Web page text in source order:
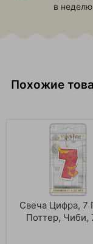
в
Похожие
Свеча Цифра, 7
Поттер, Чиби,